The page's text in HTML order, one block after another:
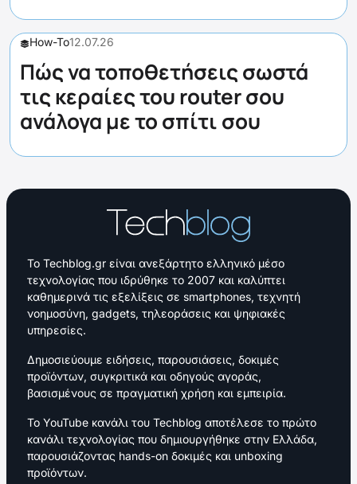
How-To12.07.26
Πώς να τοποθετήσεις σωστά
τις κεραίες του router σου
ανάλογα με το σπίτι σου
Το Techblog.gr είναι ανεξάρτητο ελληνικό μέσο
τεχνολογίας που ιδρύθηκε το 2007 και καλύπτει
καθημερινά τις εξελίξεις σε smartphones, τεχνητή
νοημοσύνη, gadgets, τηλεοράσεις και ψηφιακές
υπηρεσίες.
Δημοσιεύουμε ειδήσεις, παρουσιάσεις, δοκιμές
προϊόντων, συγκριτικά και οδηγούς αγοράς,
βασισμένους σε πραγματική χρήση και εμπειρία.
Το YouTube κανάλι του Techblog αποτέλεσε το πρώτο
κανάλι τεχνολογίας που δημιουργήθηκε στην Ελλάδα,
παρουσιάζοντας hands-on δοκιμές και unboxing
προϊόντων.